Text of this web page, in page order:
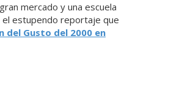
mercado y una escuela
el estupendo reportaje que
del Gusto del 2000 en